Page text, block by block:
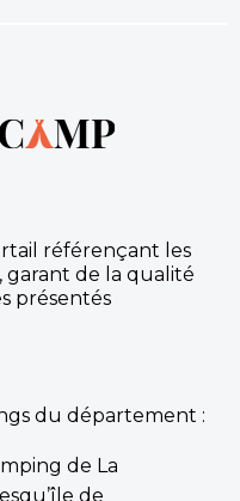
référençant les
garant de la qualité
présentés
du département :
de La
de